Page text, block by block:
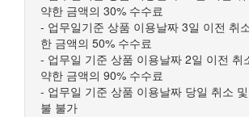
약한 금액의 30% 수수료
- 업무일기준 상품 이용날짜 3일 이전 취
한 금액의 50% 수수료
- 업무일 기준 상품 이용날짜 2일 이전 취
약한 금액의 90% 수수료
- 업무일 기준 상품 이용날짜 당일 취소
불 불가